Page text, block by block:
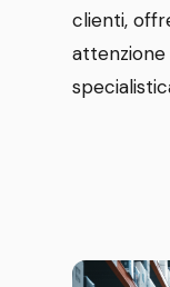
clienti,
attenzione